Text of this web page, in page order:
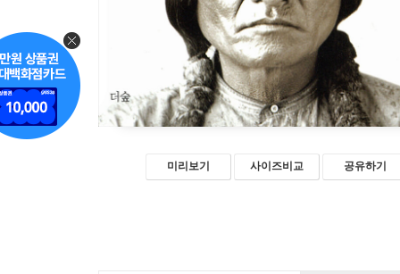
미리보기 사이즈비교 공유하기